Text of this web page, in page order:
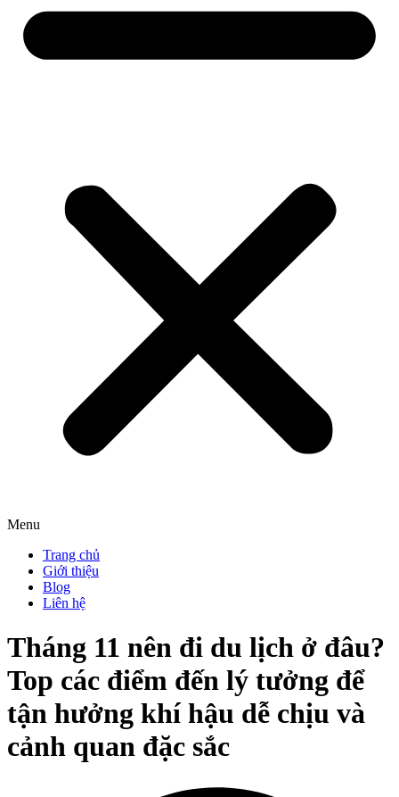
Menu
Trang chủ
Giới thiệu
Blog
Liên hệ
Tháng 11 nên đi du lịch ở đâu?
Top các điểm đến lý tưởng để
tận hưởng khí hậu dễ chịu và
cảnh quan đặc sắc